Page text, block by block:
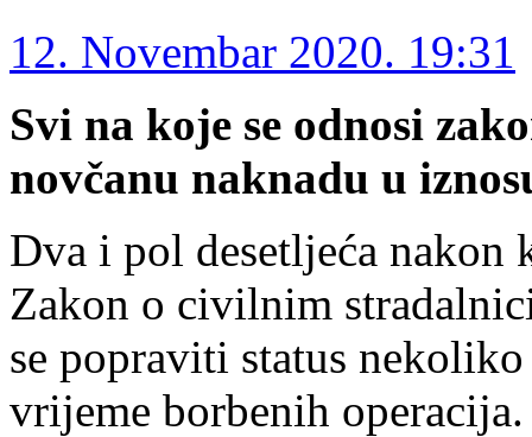
12. Novembar 2020. 19:31
Svi na koje se odnosi
novčanu naknadu u
Dva i pol desetljeća nakon
Zakon o civilnim
se popraviti status
vrijeme borbenih operacija.